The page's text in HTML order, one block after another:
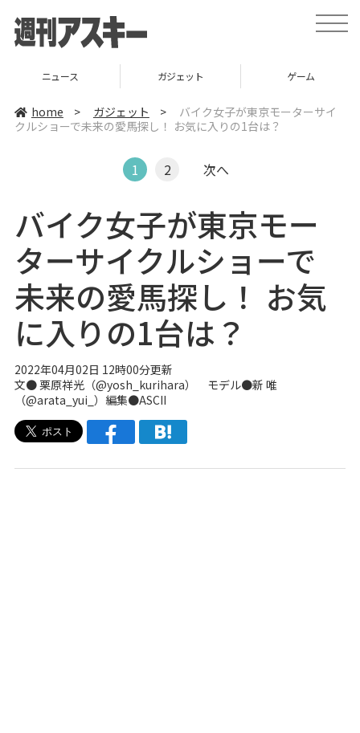
t
o
v
ニュース ガジェット ゲーム
home > ガジェット >
バイク女子が東京モーターサイ
クルショーで未来の愛馬探し！ お気に入りの1台は？
1 2 次へ
バイク女子が東京モー
ターサイクルショーで
未来の愛馬探し！ お気
に入りの1台は？
2022年04月02日 12時00分更新
文● 栗原祥光（@yosh_kurihara） モデル●新 唯
（@arata_yui_ ）編集●ASCII